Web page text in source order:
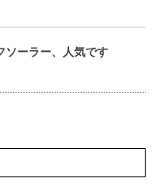
ソーラー、人気です